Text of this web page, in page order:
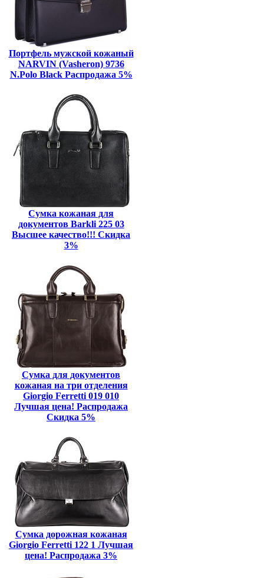
Портфель мужской кожаный
NARVIN (Vasheron) 9736
N.Polo Black Распродажа 5%
Сумка кожаная для
документов Barkli 225 03
Высшее качество!!! Скидка
3%
Сумка для документов
кожаная на три отделения
Giorgio Ferretti 019 010
Лучшая цена! Распродажа
Скидка 5%
Сумка дорожная кожаная
Giorgio Ferretti 122 1 Лучшая
цена! Распродажа 3%